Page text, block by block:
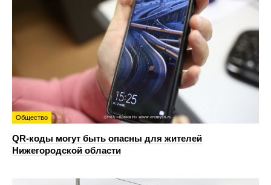
Общество
QR-коды могут быть опасны для жителей
Нижегородской области